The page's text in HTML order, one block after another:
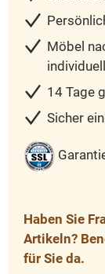
Möbel
14 Tage
Sicher
Haben Sie
Artikeln?
für Sie da.